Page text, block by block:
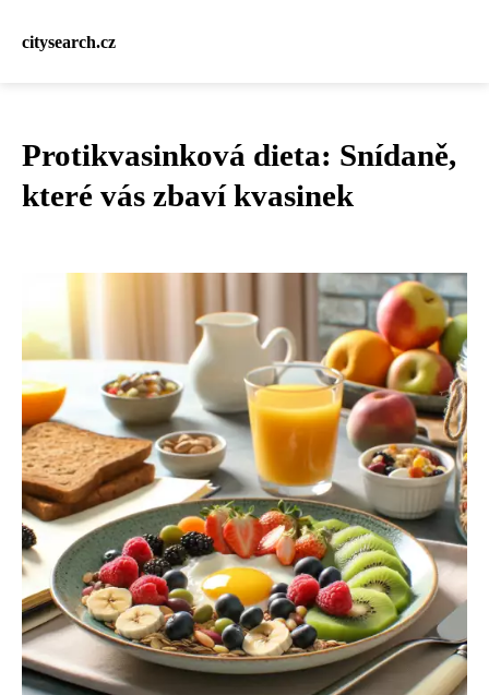
citysearch.cz
Protikvasinková dieta: Snídaně,
které vás zbaví kvasinek